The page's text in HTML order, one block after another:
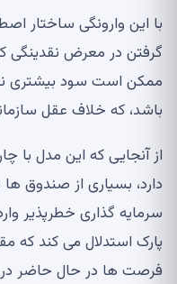
با این وارونگی ساختار
گرفتن در معرض نقدینگی
ممکن است سود بیشتری
باشد، که خلاف عقل
از آنجایی که این مدل
دارد، بسیاری از صندوق ها
سرمایه گذاری خطرپذیر
پارک استدلال می کند که
فرصت ها در حال حاضر در